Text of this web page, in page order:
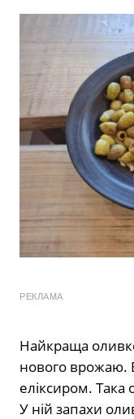
РЕКЛАМА
Найкраща
нового врожаю.
еліксиром. Така
У ній запахи